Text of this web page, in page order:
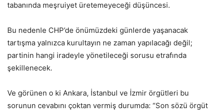
tabanında meşruiyet üretemeyeceği düşüncesi.
Bu nedenle CHP’de önümüzdeki günlerde yaşanacak
tartışma yalnızca kurultayın ne zaman yapılacağı değil;
partinin hangi iradeyle yönetileceği sorusu etrafında
şekillenecek.
Ve görünen o ki Ankara, İstanbul ve İzmir örgütleri bu
sorunun cevabını çoktan vermiş durumda: “Son sözü örgüt